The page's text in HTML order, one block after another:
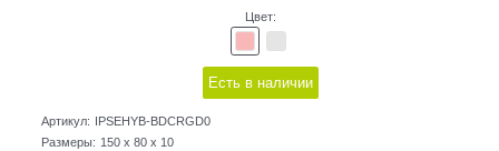
Цвет:
Есть в наличии
Артикул: IPSEHYB-BDCRGD0
Размеры: 150 x 80 x 10